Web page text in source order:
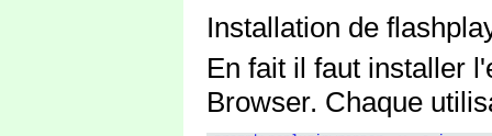
Installation de
En fait il faut installer
Browser. Chaque